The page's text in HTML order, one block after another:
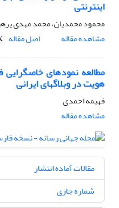
اینترنتی
محمود محمدیان، محمد مهدی
مشاهده مقاله
اصل مقاله
مطالعه نمودهای
هویت در وبلاگ‏های ایرانی
فهیمه احمدی
مشاهده مقاله
مقالات آماده انتشار
شماره جاری